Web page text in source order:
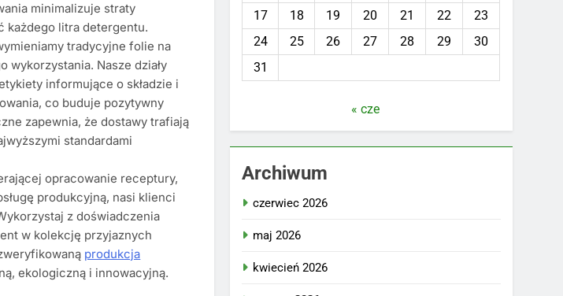
minimalizuje straty
każdego litra detergentu.
tradycyjne folie na
wykorzystania. Nasze działy
informujące o składzie i
co buduje pozytywny
zapewnia, że dostawy trafiają
standardami
opracowanie receptury,
produkcyjną, nasi klienci
z doświadczenia
w kolekcję przyjaznych
produkcja
ekologiczną i innowacyjną.
17
18 19 20 21 22
23
24
25 26 27 28 29
30
31
« cze
Archiwum
czerwiec 2026
maj 2026
kwiecień 2026